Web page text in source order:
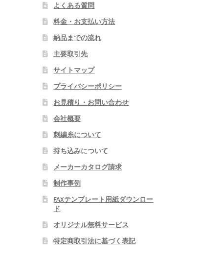
よくある質問
料金・お支払い方法
納品までの流れ
主要取引先
サイトマップ
プライバシーポリシー
お見積り・お問い合わせ
会社概要
刺繍糸について
持ち込みについて
メーカーカタログ請求
制作事例
FAXテンプレート用紙ダウンロー
ド
オリジナル無料サービス
特定商取引法に基づく表記